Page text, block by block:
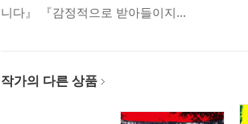
니다』 『감정적으로 받아들이지...
작가의 다른 상품